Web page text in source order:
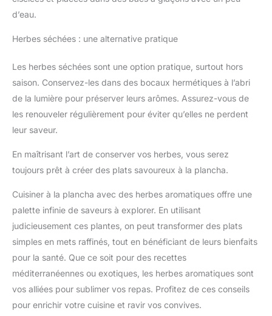
d’eau.
Herbes séchées : une alternative pratique
Les herbes séchées sont une option pratique, surtout hors
saison. Conservez-les dans des bocaux hermétiques à l’abri
de la lumière pour préserver leurs arômes. Assurez-vous de
les renouveler régulièrement pour éviter qu’elles ne perdent
leur saveur.
En maîtrisant l’art de conserver vos herbes, vous serez
toujours prêt à créer des plats savoureux à la plancha.
Cuisiner à la plancha avec des herbes aromatiques offre une
palette infinie de saveurs à explorer. En utilisant
judicieusement ces plantes, on peut transformer des plats
simples en mets raffinés, tout en bénéficiant de leurs bienfaits
pour la santé. Que ce soit pour des recettes
méditerranéennes ou exotiques, les herbes aromatiques sont
vos alliées pour sublimer vos repas. Profitez de ces conseils
pour enrichir votre cuisine et ravir vos convives.